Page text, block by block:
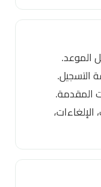
الموعد.
التسجيل.
المقدمة.
الإلغاءات،